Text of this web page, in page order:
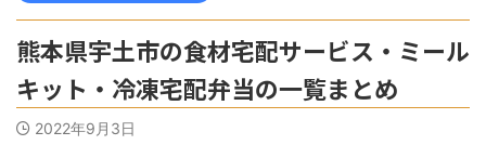
熊本県宇土市の食材宅配サービス・ミール
キット・冷凍宅配弁当の一覧まとめ
2022年9月3日